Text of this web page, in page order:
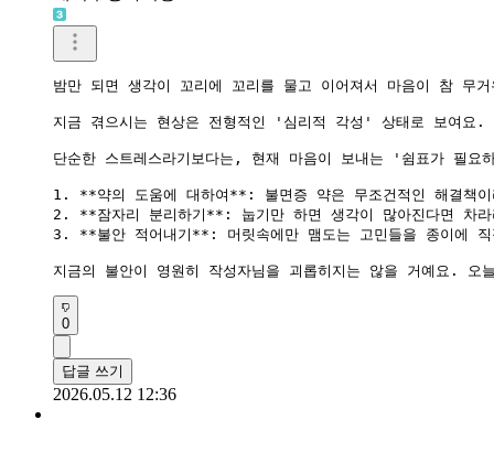
밤만 되면 생각이 꼬리에 꼬리를 물고 이어져서 마음이 참 무
지금 겪으시는 현상은 전형적인 '심리적 각성' 상태로 보여요.
단순한 스트레스라기보다는, 현재 마음이 보내는 '쉼표가 필
1. **약의 도움에 대하여**: 불면증 약은 무조건적인 해결책
2. **잠자리 분리하기**: 눕기만 하면 생각이 많아진다면 차
3. **불안 적어내기**: 머릿속에만 맴도는 고민들을 종이에
0
답글 쓰기
2026.05.12 12:36